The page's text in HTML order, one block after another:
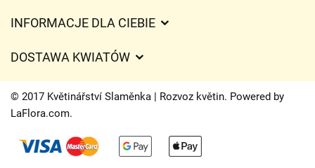
INFORMACJE DLA CIEBIE
Czasy dostawy kwiatów – przegląd możliwości
DOSTAWA KWIATÓW
Opłaty za dostawę
Gdzie dostarczamy kwiaty
Kontakt
© 2017 Květinářství Slaměnka | Rozvoz květin. Powered by
LaFlora.com.